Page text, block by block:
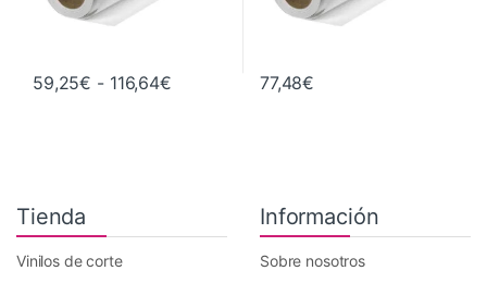
59,25€ - 116,64€Rango de precios: desde 59,25€ hasta
Este producto tiene múltiples variantes. Las opciones se
77,48€
Tienda
Vinilos de corte
Información
Sobre nosotros